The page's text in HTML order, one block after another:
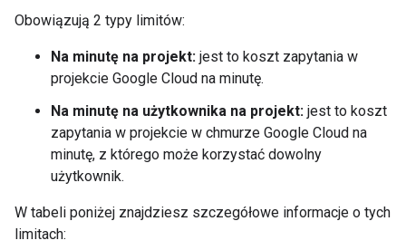
Obowiązują 2 typy limitów:
Na minutę na projekt: jest to koszt zapytania w
projekcie Google Cloud na minutę.
Na minutę na użytkownika na projekt: jest to koszt
zapytania w projekcie w chmurze Google Cloud na
minutę, z którego może korzystać dowolny
użytkownik.
W tabeli poniżej znajdziesz szczegółowe informacje o tych
limitach: